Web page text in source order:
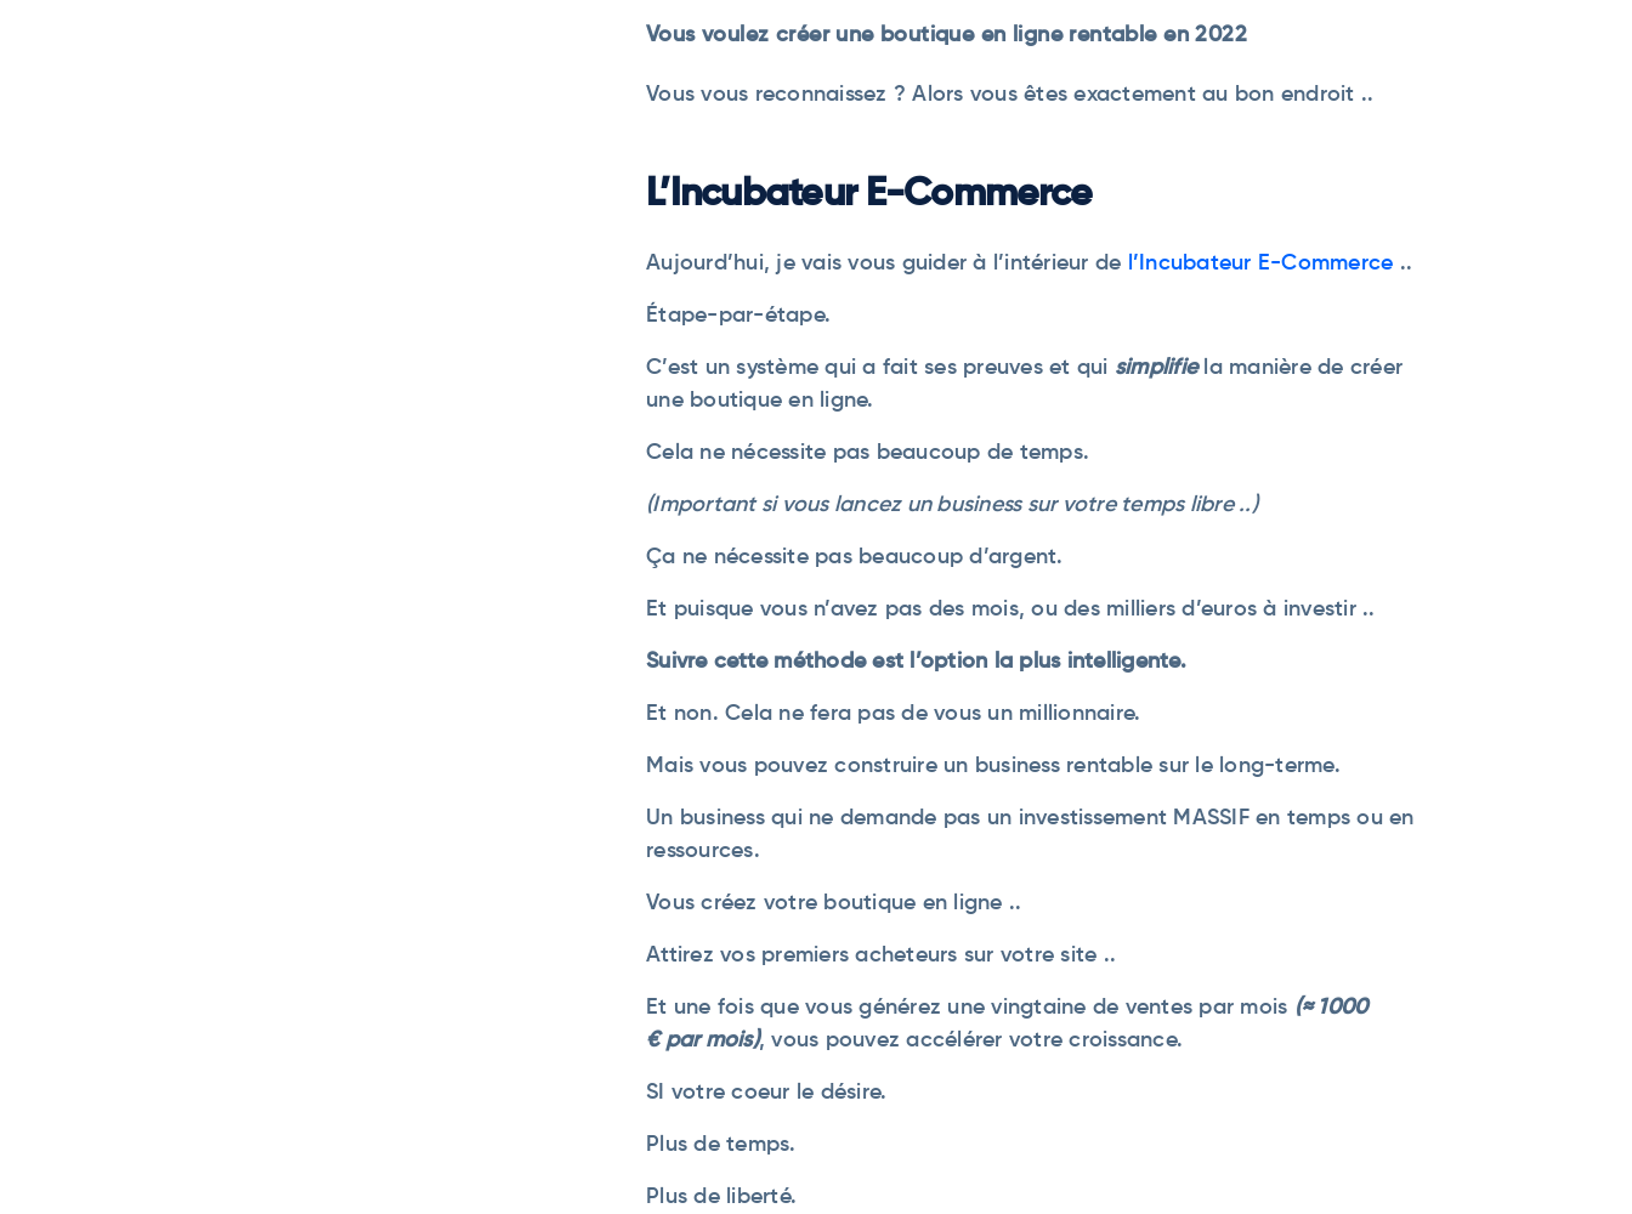
Vous voulez créer une boutique en ligne rentable en 2022
Vous vous reconnaissez ? Alors vous êtes exactement au bon endroit ..
L’Incubateur E-Commerce
Aujourd’hui, je vais vous guider à l’intérieur de l’Incubateur E-Commerce ..
Étape-par-étape.
C’est un système qui a fait ses preuves et qui simplifiela manière de créer
une boutique en ligne.
Cela ne nécessite pas beaucoup de temps.
(Important si vous lancez un business sur votre temps libre ..)
Ça ne nécessite pas beaucoup d’argent.
Et puisque vous n’avez pas des mois, ou des milliers d’euros à investir ..
Suivre cette méthode est l’option la plus intelligente.
Et non. Cela ne fera pas de vous un millionnaire.
Mais vous pouvez construire un business rentable sur le long-terme.
Un business qui ne demande pas un investissement MASSIF en temps ou en
ressources.
Vous créez votre boutique en ligne ..
Attirez vos premiers acheteurs sur votre site ..
Et une fois que vous générez une vingtaine de ventes par mois (≈ 1000
€ par mois), vous pouvez accélérer votre croissance.
SI votre coeur le désire.
Plus de temps.
Plus de liberté.